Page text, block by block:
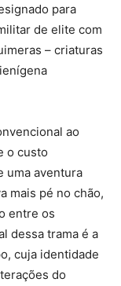
para
de elite com
– criaturas
ao
o custo
uma aventura
mais pé no chão,
entre os
dessa trama é a
cuja identidade
do